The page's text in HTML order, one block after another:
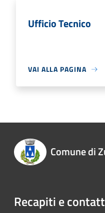
Ufficio Tecnico
VAI ALLA PAGINA
Comune di
Recapiti e